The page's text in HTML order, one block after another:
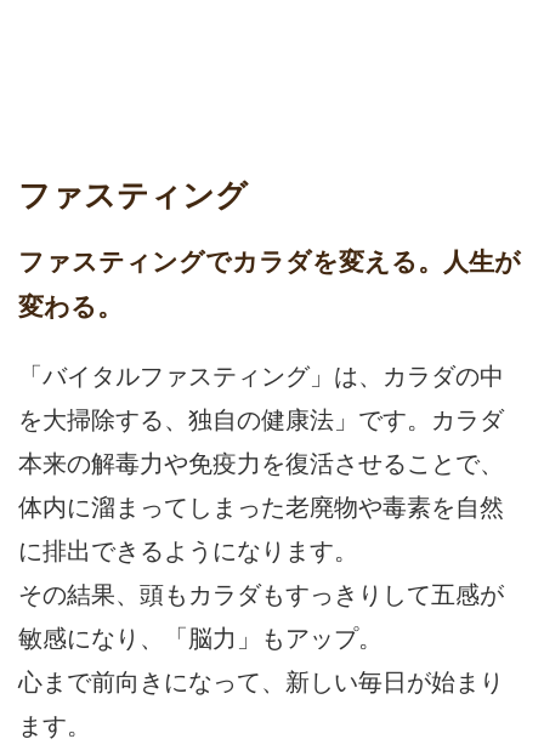
ファスティング
ファスティングでカラダを変える。人生が
変わる。
「バイタルファスティング」は、カラダの中
を大掃除する、独自の健康法」です。カラダ
本来の解毒力や免疫力を復活させることで、
体内に溜まってしまった老廃物や毒素を自然
に排出できるようになります。
その結果、頭もカラダもすっきりして五感が
敏感になり、「脳力」もアップ。
心まで前向きになって、新しい毎日が始まり
ます。